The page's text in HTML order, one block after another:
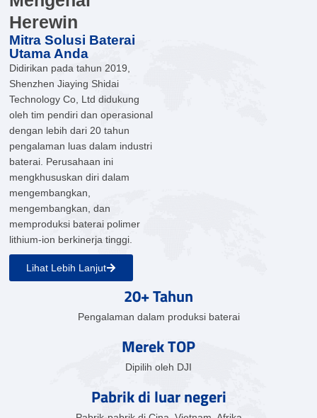
Herewin
Mitra Solusi Baterai
Utama Anda
Didirikan pada tahun 2019,
Shenzhen Jiaying Shidai
Technology Co, Ltd didukung
oleh tim pendiri dan operasional
dengan lebih dari 20 tahun
pengalaman luas dalam industri
baterai. Perusahaan ini
mengkhususkan diri dalam
mengembangkan,
mengembangkan, dan
memproduksi baterai polimer
lithium-ion berkinerja tinggi.
Lihat Lebih Lanjut
20+ Tahun
Pengalaman dalam produksi baterai
Merek TOP
Dipilih oleh DJI
Pabrik di luar negeri